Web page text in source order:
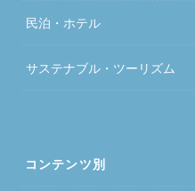
民泊・ホテル
サステナブル・ツーリズム
コンテンツ別